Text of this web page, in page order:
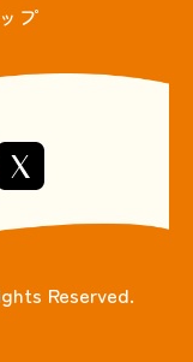
プ
Reserved.